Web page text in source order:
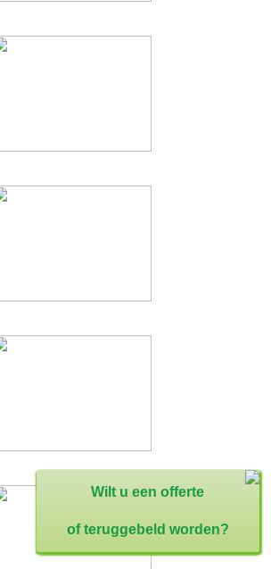
Wilt u een offerte
of teruggebeld worden?